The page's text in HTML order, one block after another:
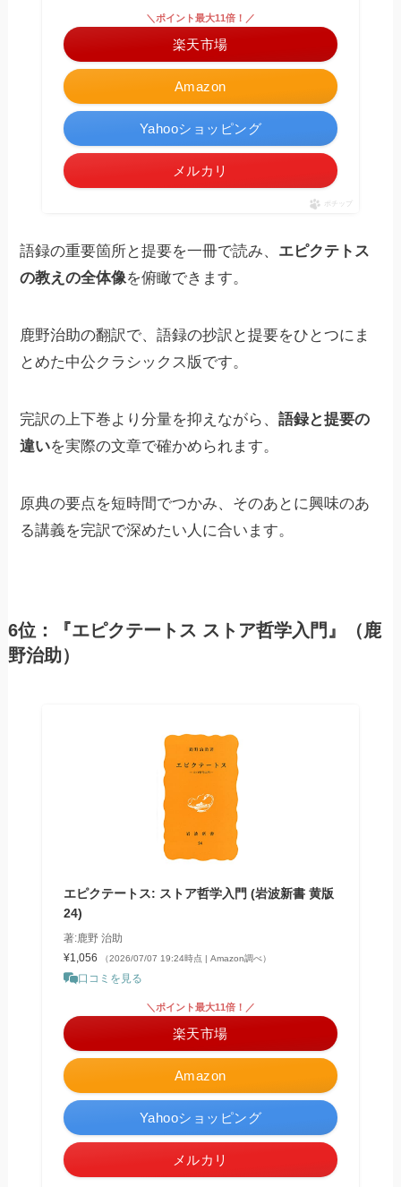
Amazon
＼ポイント最大11倍！／
楽天市場
Yahooショッピング
メルカリ
ポチップ
語録の重要箇所と提要を一冊で読み、 エピクテトス
の教えの全体像を俯瞰できます。
鹿野治助の翻訳で、語録の抄訳と提要をひとつにま
とめた中公クラシックス版です。
完訳の上下巻より分量を抑えながら、語録と提要の
違いを実際の文章で確かめられます。
原典の要点を短時間でつかみ、そのあとに興味のあ
る講義を完訳で深めたい人に合います。
6位：『エピクテートス ストア哲学入門』（鹿
野治助）
エピクテートス: ストア哲学入門 (岩波新書 黄版
24)
著:鹿野 治助
¥1,056
（2026/07/07 19:24時点 | Amazon調べ）
口コミを見る
Amazon
＼ポイント最大11倍！／
楽天市場
Yahooショッピング
メルカリ